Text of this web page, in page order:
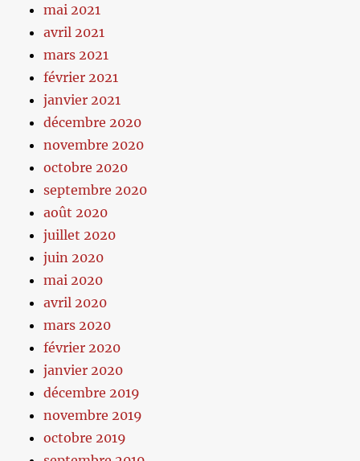
mai 2021
avril 2021
mars 2021
février 2021
janvier 2021
décembre 2020
novembre 2020
octobre 2020
septembre 2020
août 2020
juillet 2020
juin 2020
mai 2020
avril 2020
mars 2020
février 2020
janvier 2020
décembre 2019
novembre 2019
octobre 2019